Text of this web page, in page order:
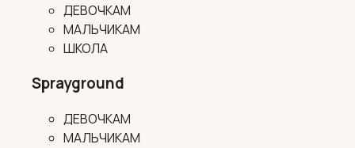
ДЕВОЧКАМ
МАЛЬЧИКАМ
ШКОЛА
Sprayground
ДЕВОЧКАМ
МАЛЬЧИКАМ